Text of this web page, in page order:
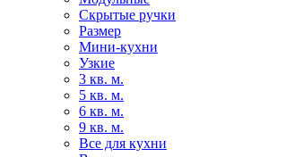
Скрытые ручки
Размер
Мини-кухни
Узкие
3 кв. м.
5 кв. м.
6 кв. м.
9 кв. м.
Все для кухни